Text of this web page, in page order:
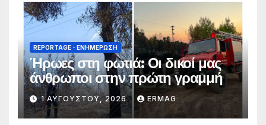
REPORTAGE - EΝΗΜΈΡΩΣΗ
Ήρωες στη φωτιά: Οι δικοί μας
άνθρωποι στην πρώτη γραμμή
1 ΑΥΓΟΎΣΤΟΥ, 2026 ERMAG